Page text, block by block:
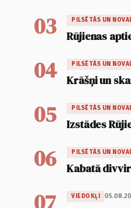
03 PILSĒTĀS UN
Rūjienas
04 PILSĒTĀS UN
Krāšņi un
05 PILSĒTĀS UN
Izstādes
06 PILSĒTĀS UN
Kabatā
07 VIEDOKĻI